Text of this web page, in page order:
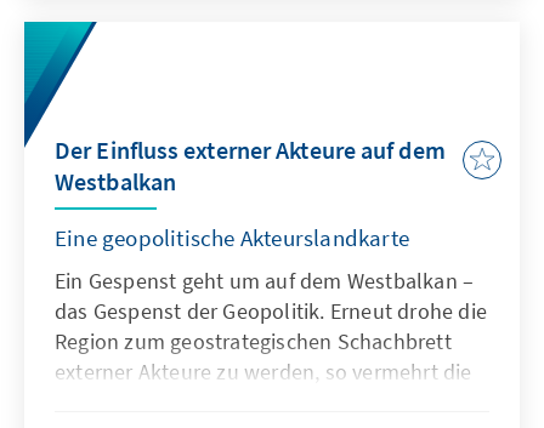
Intentionen und Interessen an Einfluss in
dieser Enklave innerhalb der Europäischen
Union – politisch, wirtschaftlich und kulturell.
Der Einfluss externer Akteure auf dem
Westbalkan
Eine geopolitische Akteurslandkarte
Ein Gespenst geht um auf dem Westbalkan –
das Gespenst der Geopolitik. Erneut drohe die
Region zum geostrategischen Schachbrett
externer Akteure zu werden, so vermehrt die